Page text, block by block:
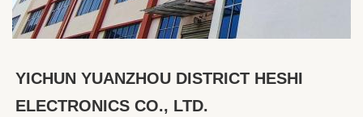
YICHUN YUANZHOU DISTRICT HESHI
ELECTRONICS CO., LTD.